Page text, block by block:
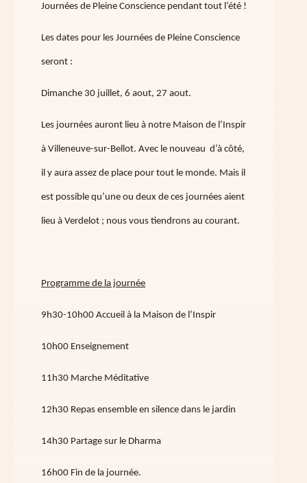
Journées de Pleine Conscience pendant tout l’été !
Les dates pour les Journées de Pleine Conscience
seront :
Dimanche 30 juillet, 6 aout, 27 aout.
Les journées auront lieu à notre Maison de l’Inspir
à Villeneuve-sur-Bellot. Avec le nouveau d’à côté,
il y aura assez de place pour tout le monde. Mais il
est possible qu’une ou deux de ces journées aient
lieu à Verdelot ; nous vous tiendrons au courant.
Programme de la journée
9h30-10h00 Accueil à la Maison de l’Inspir
10h00 Enseignement
11h30 Marche Méditative
12h30 Repas ensemble en silence dans le jardin
14h30 Partage sur le Dharma
16h00 Fin de la journée.